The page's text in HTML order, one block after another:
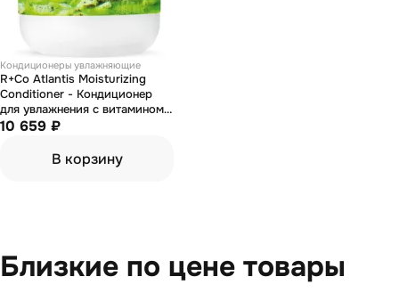
Кондиционеры увлажняющие
R+Co Atlantis Moisturizing
Conditioner - Кондиционер
для увлажнения с витамином
В5 "атлантида" 1000 мл
10 659 ₽
В корзину
Близкие по цене товары